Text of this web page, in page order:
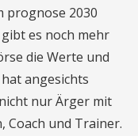
prognose 2030
es noch mehr
die Werte und
angesichts
nur Ärger mit
Coach und Trainer.